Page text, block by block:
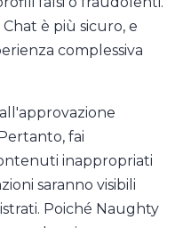
è più sicuro, e
complessiva
fai
inappropriati
saranno visibili
Poiché Naughty